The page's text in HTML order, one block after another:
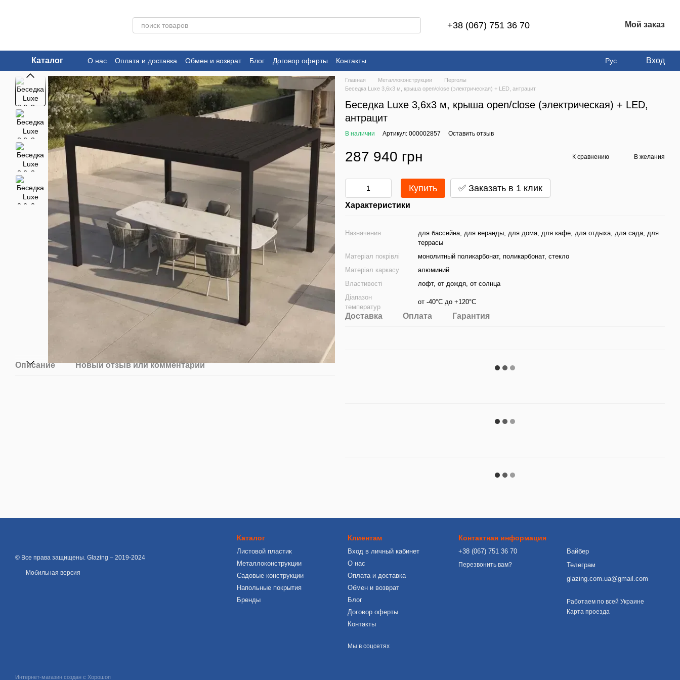
+38 (067) 751 36 70 Мой заказ
Каталог О нас Оплата и доставка Обмен и возврат Блог Договор оферты Контакты Рус Вход
Описание Новый отзыв или комментарий
Главная Металлоконструкции
Перголы
Беседка Luxe 3,6x3 м, крыша open/close (электрическая) + LED, антрацит
Беседка Luxe 3,6x3 м, крыша open/close (электрическая) + LED,
антрацит
В наличии Артикул: 000002857 Оставить отзыв
287 940 грн К сравнению В желания
Купить ✅ Заказать в 1 клик
Характеристики
Назначения
для бассейна, для веранды, для дома, для кафе, для отдыха, для сада, для
террасы
Матеріал покрівлі
монолитный поликарбонат, поликарбонат, стекло
Матеріал каркасу
алюминий
Властивості
лофт, от дождя, от солнца
Діапазон
температур
от -40°С до +120°C
Доставка Оплата Гарантия
© Все права защищены. Glazing – 2019-2024
Мобильная версия
Интернет-магазин создан с Хорошоп
Каталог
Листовой пластик
Металлоконструкции
Садовые конструкции
Напольные покрытия
Бренды
Клиентам
Вход в личный кабинет
О нас
Оплата и доставка
Обмен и возврат
Блог
Договор оферты
Контакты
Мы в соцсетях
Контактная информация
+38 (067) 751 36 70
Перезвонить вам?
Вайбер
Телеграм
glazing.com.ua@gmail.com
Работаем по всей Украине
Карта проезда